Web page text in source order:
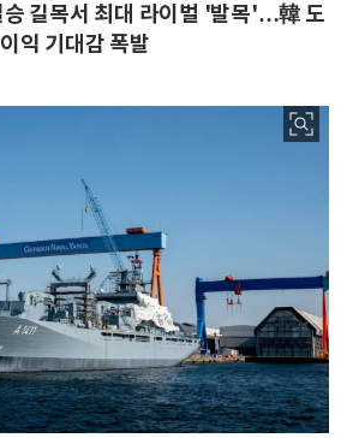
승 길목서 최대 라이벌 '발목'…韓 도
익 기대감 폭발